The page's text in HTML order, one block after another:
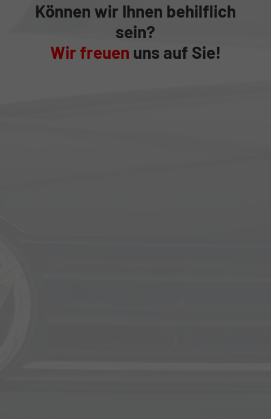
Können wir Ihnen behilflich
sein?
Wir freuen uns auf Sie!